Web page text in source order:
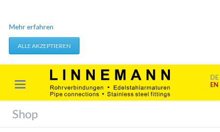
Technisch erforderliche Cookies
werden verwendet um von Ihnen getätigte Aktionen, wie etwa das
Festlegen Ihrer Datenschutzeinstellungen zu übernehmen.
Erforderliche Cookies akzeptieren
Marketing & Analyse
ausgewertet werden. Das geschieht vor allem mit Cookies und mit
sogenannten Analyseprogrammen. Die Analyse Ihres Surf-
Mehr erfahren
ALLE AKZEPTIEREN
DE
EN
Shop